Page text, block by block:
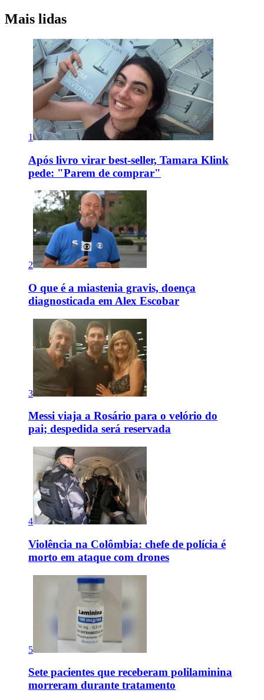
Mais lidas
1
Após livro virar best-seller, Tamara Klink
pede: "Parem de comprar"
2
O que é a miastenia gravis, doença
diagnosticada em Alex Escobar
3
Messi viaja a Rosário para o velório do
pai; despedida será reservada
4
Violência na Colômbia: chefe de polícia é
morto em ataque com drones
5
Sete pacientes que receberam polilaminina
morreram durante tratamento